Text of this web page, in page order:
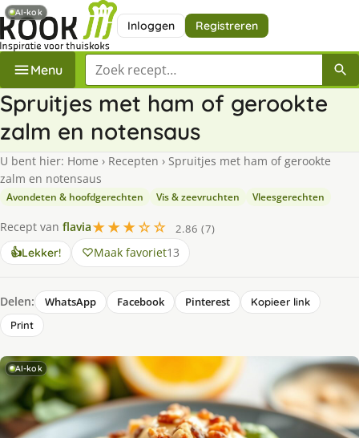
Inloggen Registreren
Menu Zoek een recept
Spruitjes met ham of gerookte
zalm en notensaus
U bent hier: Home › Recepten › Spruitjes met ham of gerookte
zalm en notensaus
Avondeten & hoofdgerechten Vis & zeevruchten Vleesgerechten
Recept van flavia★★★☆☆
2.86 (7)
👍Lekker! Maak favoriet13
Delen: WhatsApp Facebook Pinterest
Kopieer link
Print
AI-kok
AI-kok